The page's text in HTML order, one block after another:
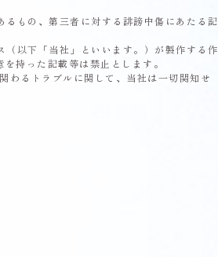
もの、第三者に対する誹謗中傷にあたる記
以下「当社」といいます。）が製作する作
持った記載等は禁止とします。
わるトラブルに関して、当社は一切関知せ